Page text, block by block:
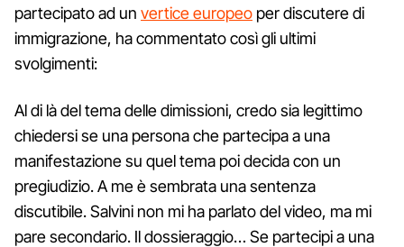
partecipato ad un vertice europeo per discutere di
immigrazione, ha commentato così gli ultimi
svolgimenti:
Al di là del tema delle dimissioni, credo sia legittimo
chiedersi se una persona che partecipa a una
manifestazione su quel tema poi decida con un
pregiudizio. A me è sembrata una sentenza
discutibile. Salvini non mi ha parlato del video, ma mi
pare secondario. Il dossieraggio… Se partecipi a una